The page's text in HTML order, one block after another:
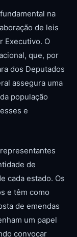
na
de leis
Executivo. O
que, por
dos Deputados
assegura uma
população
e
de
cada estado. Os
e têm como
de emendas
um papel
convocar